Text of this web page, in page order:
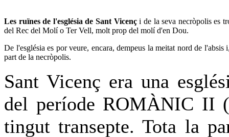
Les ruïnes de l'església de Sant Vicençi de la seva necròpolis es
del Rec del Molí o Ter Vell, molt prop del molí d'en Dou.
De l'església es por veure, encara, dempeus la meitat nord de
part de la necròpolis.
Sant Vicenç era una
del període ROMÀNIC II
tingut transepte. Tota la